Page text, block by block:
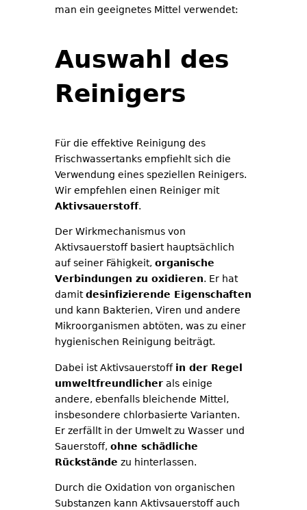
man ein geeignetes Mittel verwendet:
Auswahl des
Reinigers
Für die effektive Reinigung des
Frischwassertanks empfiehlt sich die
Verwendung eines speziellen Reinigers.
Wir empfehlen einen Reiniger mit
Aktivsauerstoff.
Der Wirkmechanismus von
Aktivsauerstoff basiert hauptsächlich
auf seiner Fähigkeit, organische
Verbindungen zu oxidieren. Er hat
damitdesinfizierende Eigenschaften
und kann Bakterien, Viren und andere
Mikroorganismen abtöten, was zu einer
hygienischen Reinigung beiträgt.
Dabei ist Aktivsauerstoff in der Regel
umweltfreundlicher als einige
andere, ebenfalls bleichende Mittel,
insbesondere chlorbasierte Varianten.
Er zerfällt in der Umwelt zu Wasser und
Sauerstoff, ohne schädliche
Rückstände zu hinterlassen.
Durch die Oxidation von organischen
Substanzen kann Aktivsauerstoff auch